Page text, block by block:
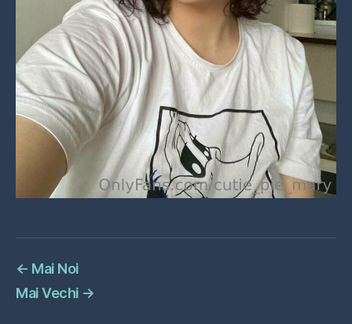
← Mai Noi
Mai Vechi →